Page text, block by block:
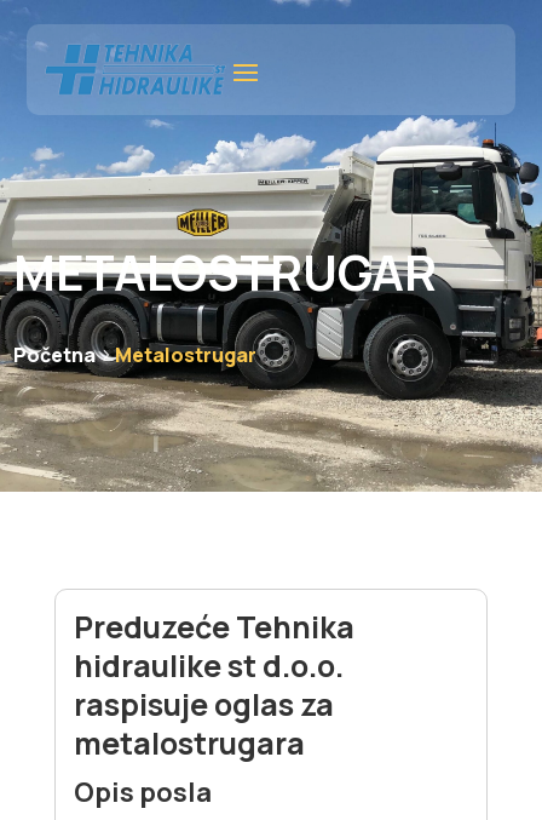
METALOSTRUGAR
Početna Metalostrugar
Preduzeće Tehnika
hidraulike st d.o.o.
raspisuje oglas za
metalostrugara
Opis posla